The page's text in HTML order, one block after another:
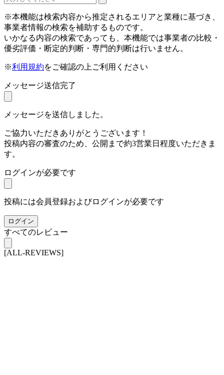
※本機能は検索内容から推定されるエリアと業種に基づき、
事業者情報の検索を補助するものです。
いかなる内容の検索であっても、本機能では事業者の比較・
優劣評価・断定的判断・専門的判断は行いません。
※利用規約をご確認の上ご利用ください
メッセージ送信完了
メッセージを送信しました。
ご協力いただきありがとうございます！
投稿内容の審査のため、公開まで約3営業日程度いただきま
す。
ログインが必要です
投稿には会員登録およびログインが必要です
ログイン
すべてのレビュー
[ALL-REVIEWS]